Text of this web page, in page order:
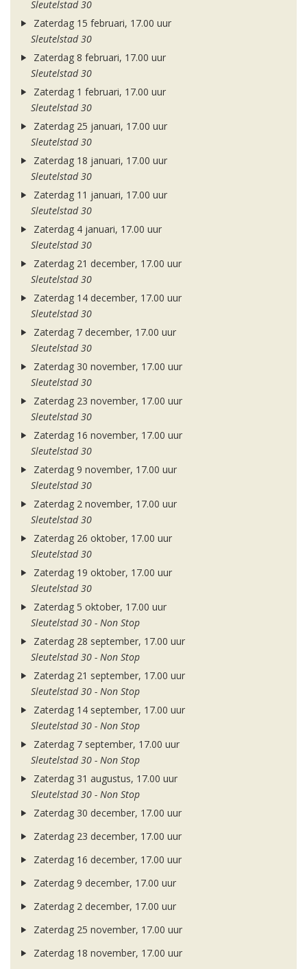
Sleutelstad 30
Zaterdag 15 februari, 17.00 uur
Sleutelstad 30
Zaterdag 8 februari, 17.00 uur
Sleutelstad 30
Zaterdag 1 februari, 17.00 uur
Sleutelstad 30
Zaterdag 25 januari, 17.00 uur
Sleutelstad 30
Zaterdag 18 januari, 17.00 uur
Sleutelstad 30
Zaterdag 11 januari, 17.00 uur
Sleutelstad 30
Zaterdag 4 januari, 17.00 uur
Sleutelstad 30
Zaterdag 21 december, 17.00 uur
Sleutelstad 30
Zaterdag 14 december, 17.00 uur
Sleutelstad 30
Zaterdag 7 december, 17.00 uur
Sleutelstad 30
Zaterdag 30 november, 17.00 uur
Sleutelstad 30
Zaterdag 23 november, 17.00 uur
Sleutelstad 30
Zaterdag 16 november, 17.00 uur
Sleutelstad 30
Zaterdag 9 november, 17.00 uur
Sleutelstad 30
Zaterdag 2 november, 17.00 uur
Sleutelstad 30
Zaterdag 26 oktober, 17.00 uur
Sleutelstad 30
Zaterdag 19 oktober, 17.00 uur
Sleutelstad 30
Zaterdag 5 oktober, 17.00 uur
Sleutelstad 30 - Non Stop
Zaterdag 28 september, 17.00 uur
Sleutelstad 30 - Non Stop
Zaterdag 21 september, 17.00 uur
Sleutelstad 30 - Non Stop
Zaterdag 14 september, 17.00 uur
Sleutelstad 30 - Non Stop
Zaterdag 7 september, 17.00 uur
Sleutelstad 30 - Non Stop
Zaterdag 31 augustus, 17.00 uur
Sleutelstad 30 - Non Stop
Zaterdag 30 december, 17.00 uur
Zaterdag 23 december, 17.00 uur
Zaterdag 16 december, 17.00 uur
Zaterdag 9 december, 17.00 uur
Zaterdag 2 december, 17.00 uur
Zaterdag 25 november, 17.00 uur
Zaterdag 18 november, 17.00 uur